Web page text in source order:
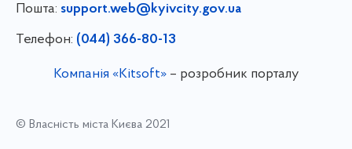
Пошта: support.web@kyivcity.gov.ua
Телефон: (044) 366-80-13
Компанія «Kitsoft»– розробник порталу
© Власність міста Києва 2021